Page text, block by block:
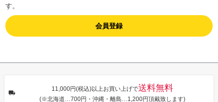
す。
会員登録
11,000円(税込)以上お買い上げで送料無料
(※北海道…700円・沖縄・離島…1,200円頂戴致します)